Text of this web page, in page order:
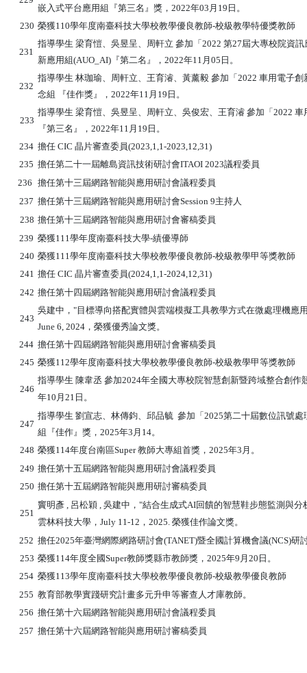
嵌入式平台應用組『第三名』獎，2022年03月19日。
230 榮獲110學年度南臺科技大學校教學優良教師-校級教學特優獎教師
231
指導學生 梁育愷、吳昱呈、周軒立 參加「2022 第27屆大專校院資
新應用組(AUO_AI)『第二名』，2022年11月05日。
232
指導學生 林珈瑜、周軒立、王育濬、黃薰毅 參加「2022 車用電子
念組 『佳作獎』，2022年11月19日。
233
指導學生 梁育愷、吳昱呈、周軒立、吳俊宏、王育濬 參加「2022
『第三名』，2022年11月19日。
234 擔任 CIC 晶片審查委員(2023,1,1-2023,12,31)
235 擔任第二十一屆離島資訊技術研討會ITAOI 2023議程委員
236 擔任第十三屆網路智能與應用研討會議程委員
237 擔任第十三屆網路智能與應用研討會Session 9主持人
238 擔任第十三屆網路智能與應用研討會審稿委員
239 榮獲111學年度南臺科技大學-績優導師
240 榮獲111學年度南臺科技大學校教學優良教師-校級教學甲等獎教師
241 擔任 CIC 晶片審查委員(2024,1,1-2024,12,31)
242 擔任第十四屆網路智能與應用研討會議程委員
243
吳建中，"目標導向搭配實體與雲端模擬工具教學方式在微處理機
June 6, 2024，榮獲優秀論文獎。
244 擔任第十四屆網路智能與應用研討會審稿委員
245 榮獲112學年度南臺科技大學校教學優良教師-校級教學甲等獎教師
246
指導學生 陳韋丞 參加2024年全國大專校院智慧創新暨跨域整合創
年10月21日。
247
指導學生 劉宣志、林傳鈞、邱品毓 參加「2025第二十屆數位訊號
組『佳作』獎，2025年3月14。
248 榮獲114年度台南區Super 教師大專組首獎，2025年3月。
249 擔任第十五屆網路智能與應用研討會議程委員
250 擔任第十五屆網路智能與應用研討審稿委員
251
竇明彥 , 呂松穎 , 吳建中，"結合生成式AI回饋的智慧鞋步態監測與分
雲林科技大學，July 11-12，2025. 榮獲佳作論文獎。
252 擔任2025年臺灣網際網路研討會(TANET)暨全國計算機會議(NCS)研
253 榮獲114年度全國Super教師獎縣市教師獎 ，2025年9月20日。
254 榮獲113學年度南臺科技大學校教學優良教師-校級教學優良教師
255 教育部教學實踐研究計畫多元升申等審查人才庫教師。
256 擔任第十六屆網路智能與應用研討會議程委員
257 擔任第十六屆網路智能與應用研討審稿委員